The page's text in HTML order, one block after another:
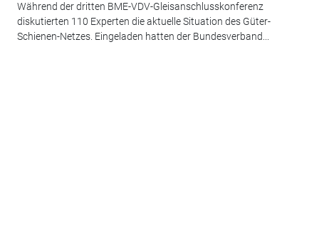
Während der dritten BME-VDV-Gleisanschlusskonferenz
diskutierten 110 Experten die aktuelle Situation des Güter-
Schienen-Netzes. Eingeladen hatten der Bundesverband...